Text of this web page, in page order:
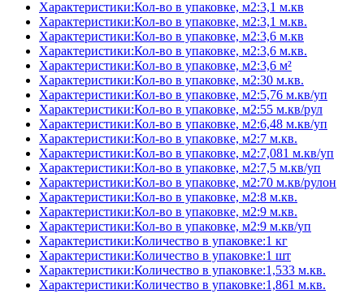
Характеристики:Кол-во в упаковке, м2:3,1 м.кв
Характеристики:Кол-во в упаковке, м2:3,1 м.кв.
Характеристики:Кол-во в упаковке, м2:3,6 м.кв
Характеристики:Кол-во в упаковке, м2:3,6 м.кв.
Характеристики:Кол-во в упаковке, м2:3,6 м²
Характеристики:Кол-во в упаковке, м2:30 м.кв.
Характеристики:Кол-во в упаковке, м2:5,76 м.кв/уп
Характеристики:Кол-во в упаковке, м2:55 м.кв/рул
Характеристики:Кол-во в упаковке, м2:6,48 м.кв/уп
Характеристики:Кол-во в упаковке, м2:7 м.кв.
Характеристики:Кол-во в упаковке, м2:7,081 м.кв/уп
Характеристики:Кол-во в упаковке, м2:7,5 м.кв/уп
Характеристики:Кол-во в упаковке, м2:70 м.кв/рулон
Характеристики:Кол-во в упаковке, м2:8 м.кв.
Характеристики:Кол-во в упаковке, м2:9 м.кв.
Характеристики:Кол-во в упаковке, м2:9 м.кв/уп
Характеристики:Количество в упаковке:1 кг
Характеристики:Количество в упаковке:1 шт
Характеристики:Количество в упаковке:1,533 м.кв.
Характеристики:Количество в упаковке:1,861 м.кв.